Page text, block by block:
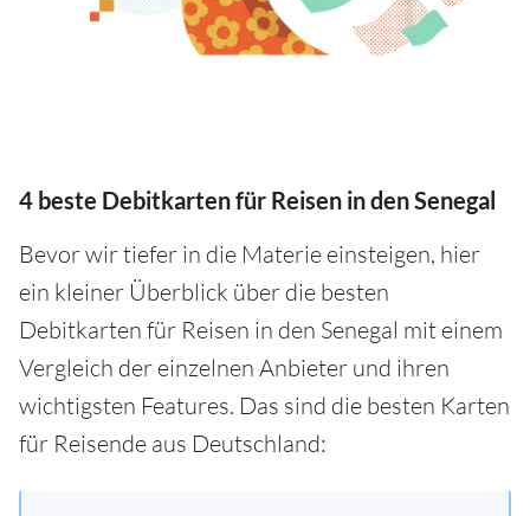
4 beste Debitkarten für Reisen in den Senegal
Bevor wir tiefer in die Materie einsteigen, hier
ein kleiner Überblick über die besten
Debitkarten für Reisen in den Senegal mit einem
Vergleich der einzelnen Anbieter und ihren
wichtigsten Features. Das sind die besten Karten
für Reisende aus Deutschland: